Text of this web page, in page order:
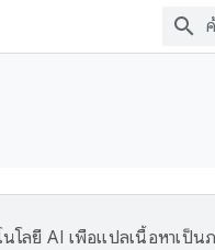
โลยี AI เพื่อแปลเนื้อหาเป็น